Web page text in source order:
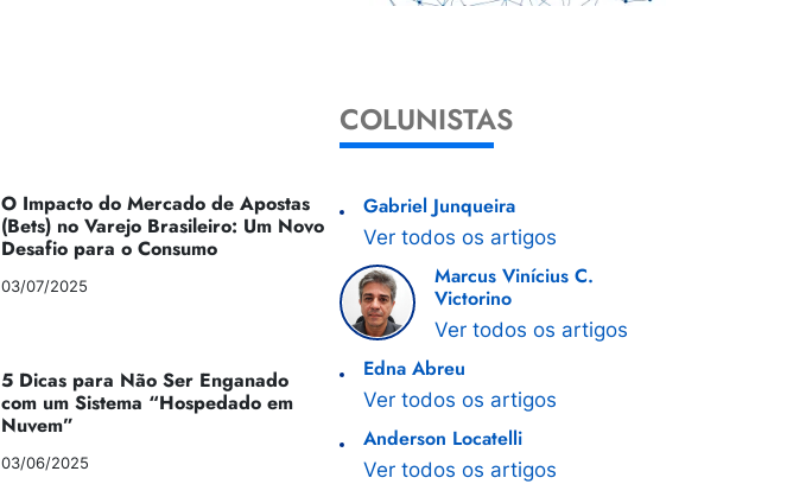
O Impacto do Mercado de Apostas
(Bets) no Varejo Brasileiro: Um Novo
Desafio para o Consumo
03/07/2025
5 Dicas para Não Ser Enganado
com um Sistema “Hospedado em
Nuvem”
03/06/2025
COLUNISTAS
Gabriel Junqueira
Ver todos os artigos
Marcus Vinícius C.
Victorino
Ver todos os artigos
Edna Abreu
Ver todos os artigos
Anderson Locatelli
Ver todos os artigos